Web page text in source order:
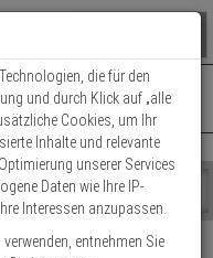
ist momentan leer.
Fertig
| Fr.: 8:00 - 14:00 Uhr
die für den
und durch Klick auf „alle
Cookies, um Ihr
Inhalte und relevante
unserer Services
Daten wie Ihre IP-
Interessen anzupassen.
verwenden, entnehmen Sie